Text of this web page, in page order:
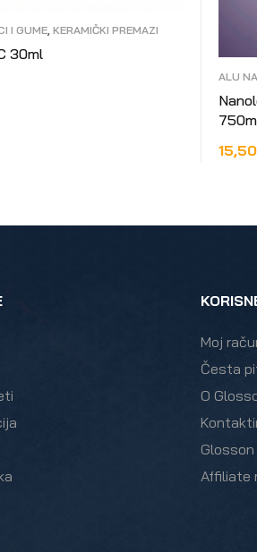
I GUME, KERAMIČKI PREMAZI
30ml
ALU
15,50
Moj
Česta
O
Affiliate